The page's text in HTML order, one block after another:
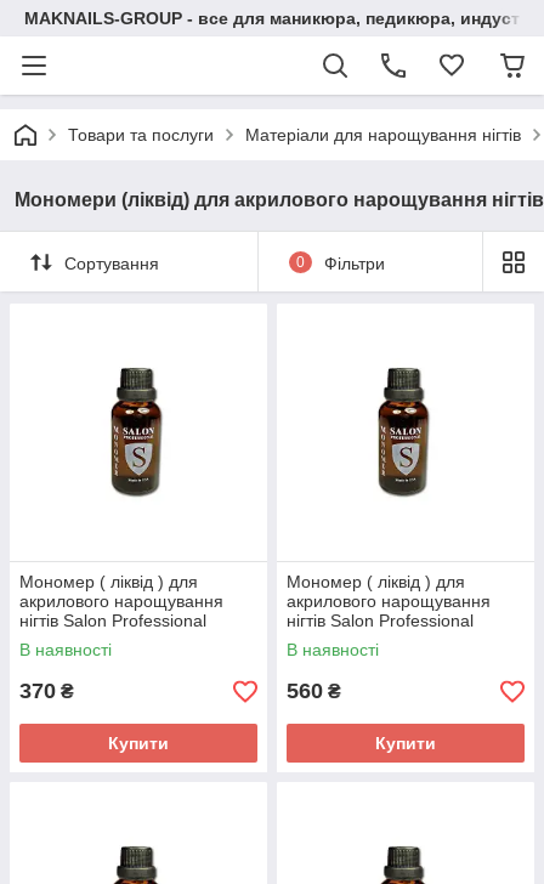
MAKNAILS-GROUP - все для маникюра, педикюра,
Товари та послуги Матеріали для нарощування нігтів
Мономери (ліквід) для акрилового нарощування нігтів
Сортування 0 Фільтри
Мономер ( ліквід ) для
акрилового нарощування
нігтів Salon Professional
Standard. 50мл.
В наявності
370 ₴
Купити
Мономер ( ліквід ) для
акрилового нарощування
нігтів Salon Professional
Standard. 100мл.
В наявності
560 ₴
Купити